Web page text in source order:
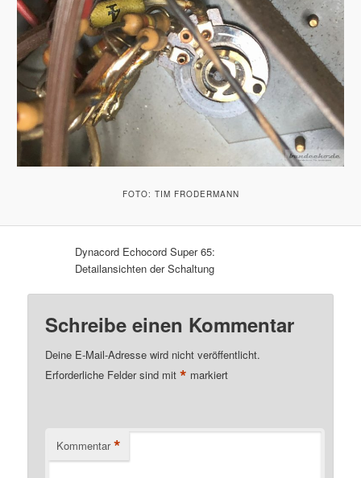
FOTO: TIM FRODERMANN
Dynacord Echocord Super 65:
Detailansichten der Schaltung
Schreibe einen Kommentar
Deine E-Mail-Adresse wird nicht veröffentlicht.
Erforderliche Felder sind mit* markiert
Kommentar *